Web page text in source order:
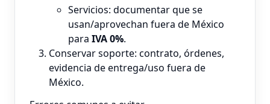
Servicios: documentar que se
usan/aprovechan fuera de México
para IVA 0%.
Conservar soporte: contrato, órdenes,
evidencia de entrega/uso fuera de
México.